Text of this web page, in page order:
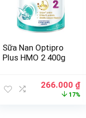
Sữa Nan Optipro
Plus HMO 2 400g
266.000 ₫
17%